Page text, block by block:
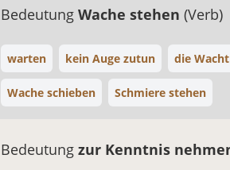
Bedeutung Wache stehen (Verb)
warten kein Auge zutun die
Wache schieben Schmiere stehen
Bedeutung zur Kenntnis